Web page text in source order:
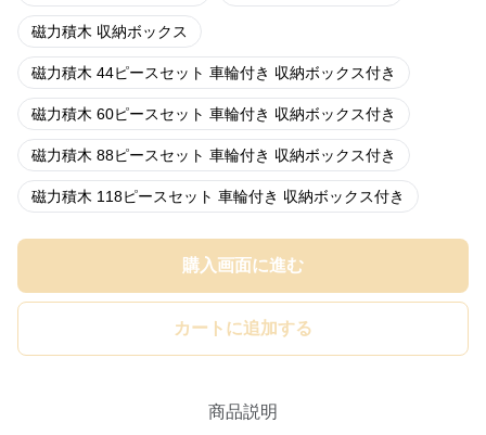
磁力積木 収納ボックス
磁力積木 44ピースセット 車輪付き 収納ボックス付き
磁力積木 60ピースセット 車輪付き 収納ボックス付き
磁力積木 88ピースセット 車輪付き 収納ボックス付き
磁力積木 118ピースセット 車輪付き 収納ボックス付き
購入画面に進む
カートに追加する
商品説明